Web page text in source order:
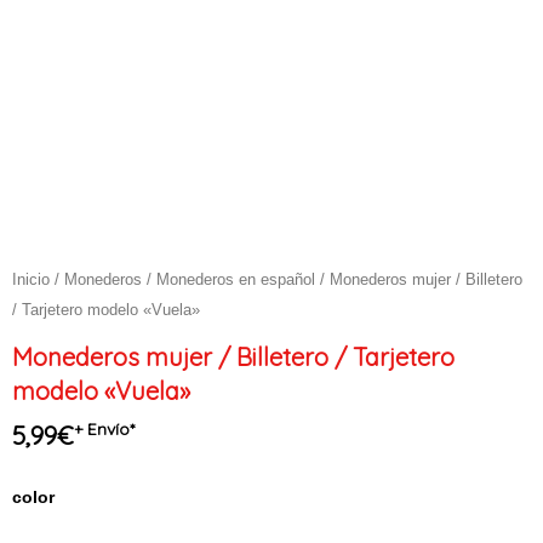
Inicio / Monederos / Monederos en español / Monederos mujer / Billetero
/ Tarjetero modelo «Vuela»
Monederos mujer / Billetero / Tarjetero
modelo «Vuela»
5,99€+ Envío*
color
Monederos